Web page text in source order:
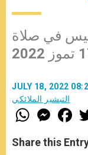
في صلاة
JULY 18, 2022
التبشير الملائكي
W
h
t
s
M
e
s
e
F
a
e
b
Share this